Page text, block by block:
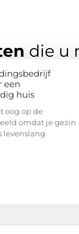
die u
een
huis
oog op de
omdat je gezin
levenslang